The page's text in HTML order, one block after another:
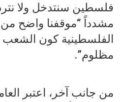
فلسطين سنتدخل ولا
مشدداً “موقفنا واضح
الفلسطينية كون
مظلوم”.
من جانب آخر، اعتبر